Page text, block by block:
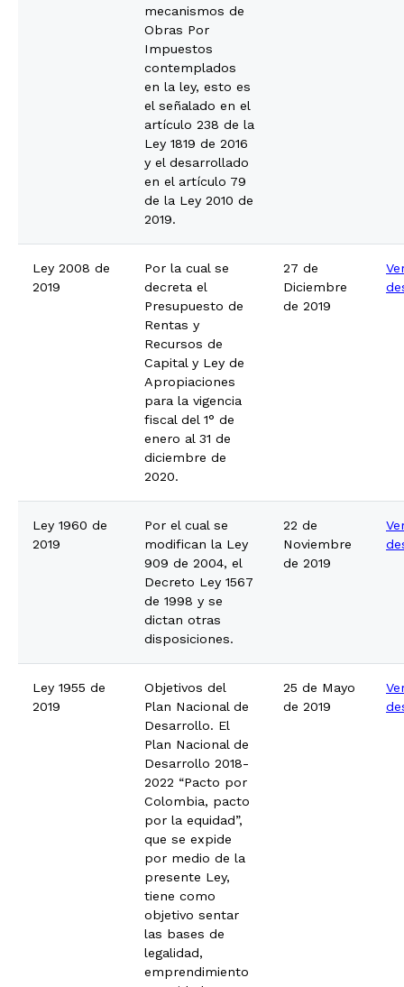
mecanismos de
Obras Por
Impuestos
contemplados
en la ley, esto es
el señalado en el
artículo 238 de la
Ley 1819 de 2016
y el desarrollado
en el artículo 79
de la Ley 2010 de
2019.
Ley 2008 de
2019
Por la cual se
decreta el
Presupuesto de
Rentas y
Recursos de
Capital y Ley de
Apropiaciones
para la vigencia
fiscal del 1° de
enero al 31 de
diciembre de
2020.
27 de
Diciembre
de 2019
Ley 1960 de
2019
Por el cual se
modifican la Ley
909 de 2004, el
Decreto Ley 1567
de 1998 y se
dictan otras
disposiciones.
22 de
Noviembre
de 2019
Ley 1955 de
2019
Objetivos del
Plan Nacional de
Desarrollo. El
Plan Nacional de
Desarrollo 2018-
2022 “Pacto por
Colombia, pacto
por la equidad”,
que se expide
por medio de la
presente Ley,
tiene como
objetivo sentar
las bases de
legalidad,
emprendimiento
25 de Mayo
de 2019